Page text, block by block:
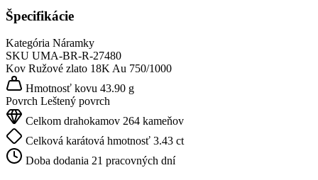
Špecifikácie
Kategória Náramky
SKU UMA-BR-R-27480
Kov Ružové zlato 18KAu 750/1000
Hmotnosť kovu 43.90 g
Povrch Leštený povrch
Celkom drahokamov 264 kameňov
Celková karátová hmotnosť 3.43 ct
Doba dodania 21 pracovných dní